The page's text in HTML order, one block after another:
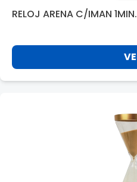
RELOJ ARENA C/IMAN